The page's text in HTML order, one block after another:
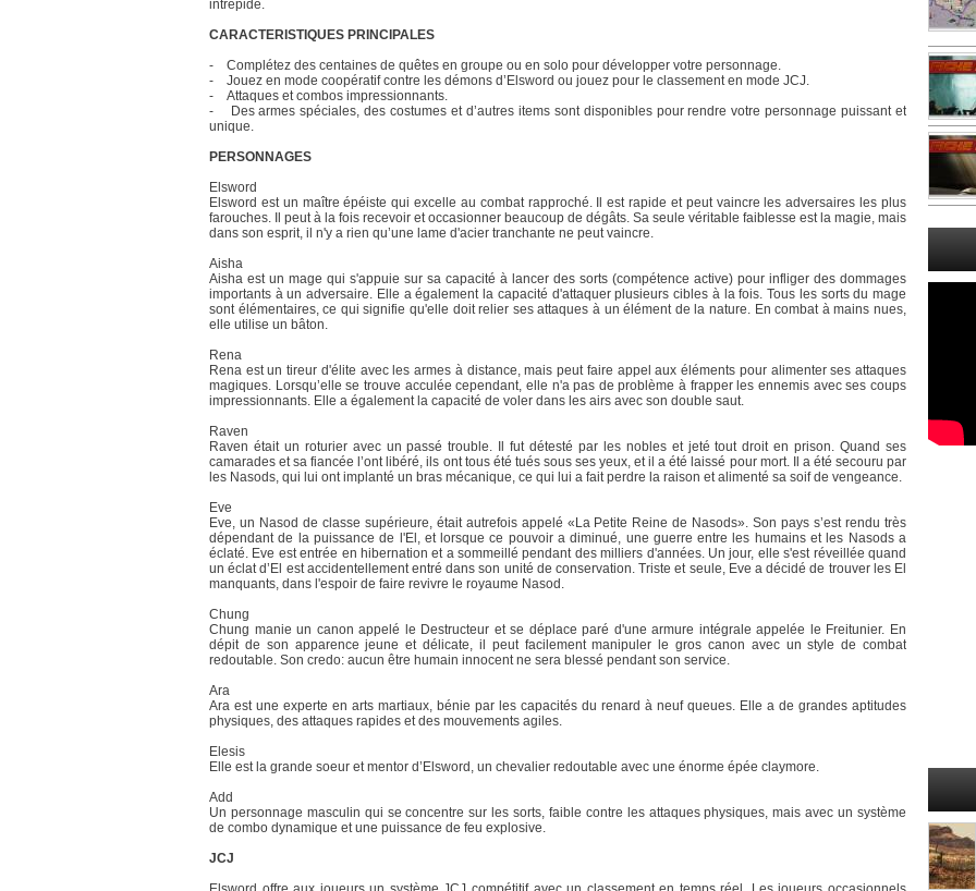
intrépide.
CARACTERISTIQUES PRINCIPALES
- Complétez des centaines de quêtes en groupe ou en solo pour développer votre personnage.
- Jouez en mode coopératif contre les démons d’Elsword ou jouez pour le classement en mode JCJ.
- Attaques et combos impressionnants.
- Des armes spéciales, des costumes et d’autres items sont disponibles pour rendre votre personnage puissant et
unique.
PERSONNAGES
Elsword
Elsword est un maître épéiste qui excelle au combat rapproché. Il est rapide et peut vaincre les adversaires les plus
farouches. Il peut à la fois recevoir et occasionner beaucoup de dégâts. Sa seule véritable faiblesse est la magie, mais
dans son esprit, il n'y a rien qu’une lame d'acier tranchante ne peut vaincre.
Aisha
Aisha est un mage qui s'appuie sur sa capacité à lancer des sorts (compétence active) pour infliger des dommages
importants à un adversaire. Elle a également la capacité d'attaquer plusieurs cibles à la fois. Tous les sorts du mage
sont élémentaires, ce qui signifie qu'elle doit relier ses attaques à un élément de la nature. En combat à mains nues,
elle utilise un bâton.
Rena
Rena est un tireur d'élite avec les armes à distance, mais peut faire appel aux éléments pour alimenter ses attaques
magiques. Lorsqu’elle se trouve acculée cependant, elle n'a pas de problème à frapper les ennemis avec ses coups
impressionnants. Elle a également la capacité de voler dans les airs avec son double saut.
Raven
Raven était un roturier avec un passé trouble. Il fut détesté par les nobles et jeté tout droit en prison. Quand ses
camarades et sa fiancée l’ont libéré, ils ont tous été tués sous ses yeux, et il a été laissé pour mort. Il a été secouru par
les Nasods, qui lui ont implanté un bras mécanique, ce qui lui a fait perdre la raison et alimenté sa soif de vengeance.
Eve
Eve, un Nasod de classe supérieure, était autrefois appelé «La Petite Reine de Nasods». Son pays s’est rendu très
dépendant de la puissance de l'El, et lorsque ce pouvoir a diminué, une guerre entre les humains et les Nasods a
éclaté. Eve est entrée en hibernation et a sommeillé pendant des milliers d'années. Un jour, elle s'est réveillée quand
un éclat d’El est accidentellement entré dans son unité de conservation. Triste et seule, Eve a décidé de trouver les El
manquants, dans l'espoir de faire revivre le royaume Nasod.
Chung
Chung manie un canon appelé le Destructeur et se déplace paré d'une armure intégrale appelée le Freitunier. En
dépit de son apparence jeune et délicate, il peut facilement manipuler le gros canon avec un style de combat
redoutable. Son credo: aucun être humain innocent ne sera blessé pendant son service.
Ara
Ara est une experte en arts martiaux, bénie par les capacités du renard à neuf queues. Elle a de grandes aptitudes
physiques, des attaques rapides et des mouvements agiles.
Elesis
Elle est la grande soeur et mentor d’Elsword, un chevalier redoutable avec une énorme épée claymore.
Add
Un personnage masculin qui se concentre sur les sorts, faible contre les attaques physiques, mais avec un système
de combo dynamique et une puissance de feu explosive.
JCJ